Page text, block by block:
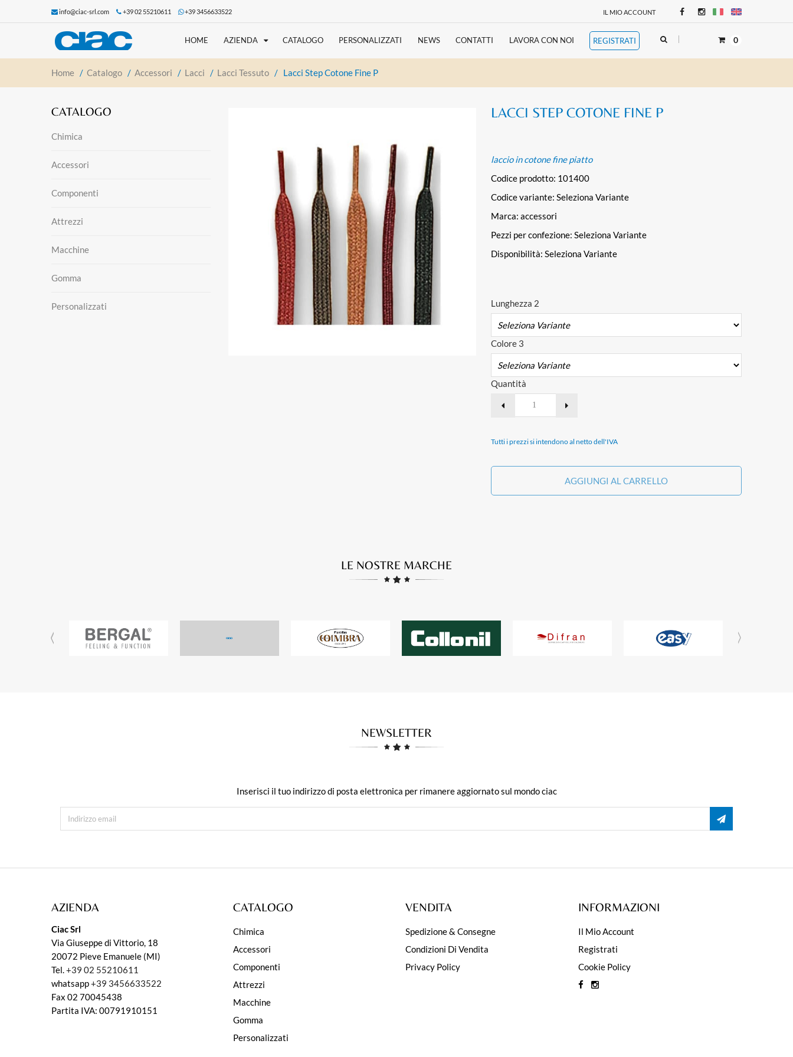
info@ciac-srl.com +39 02 55210611 +39 3456633522 IL MIO ACCOUNT
HOME AZIENDA CATALOGO PERSONALIZZATI NEWS CONTATTI LAVORA CON NOI REGISTRATI 0
Home / Catalogo / Accessori / Lacci / Lacci Tessuto / Lacci Step Cotone Fine P
CATALOGO
Chimica
Accessori
Componenti
Attrezzi
Macchine
Gomma
Personalizzati
LACCI STEP COTONE FINE P
laccio in cotone fine piatto
Codice prodotto: 101400
Codice variante: Seleziona Variante
Marca: accessori
Pezzi per confezione: Seleziona Variante
Disponibilità: Seleziona Variante
Lunghezza 2
Colore 3
Quantità
Tutti i prezzi si intendono al netto dell'IVA
AGGIUNGI AL CARRELLO
LE NOSTRE MARCHE
NEWSLETTER
Inserisci il tuo indirizzo di posta elettronica per rimanere aggiornato sul mondo ciac
AZIENDA
Ciac Srl
Via Giuseppe di Vittorio, 18
20072 Pieve Emanuele (MI)
Tel.+39 02 55210611
whatsapp+39 3456633522
Fax 02 70045438
Partita IVA: 00791910151
CATALOGO
Chimica
Accessori
Componenti
Attrezzi
Macchine
Gomma
Personalizzati
VENDITA
Spedizione & Consegne
Condizioni Di Vendita
Privacy Policy
INFORMAZIONI
Il Mio Account
Registrati
Cookie Policy